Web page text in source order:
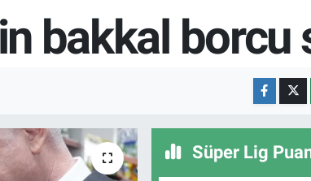
bakkal borcu
Süper Lig